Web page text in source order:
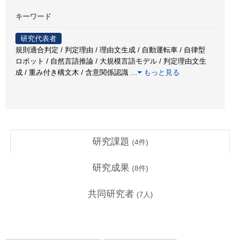
キーワード
研究代表者
規則適合判定 / 判定理由 / 理由文生成 / 自動運転車 / 自律型
ロボット / 自然言語推論 / 大規模言語モデル / 判定理由文生
成 / 重み付き構文木 / 含意関係認識
もっと見る
研究課題 (4件)
研究成果 (8件)
共同研究者 (7 人)